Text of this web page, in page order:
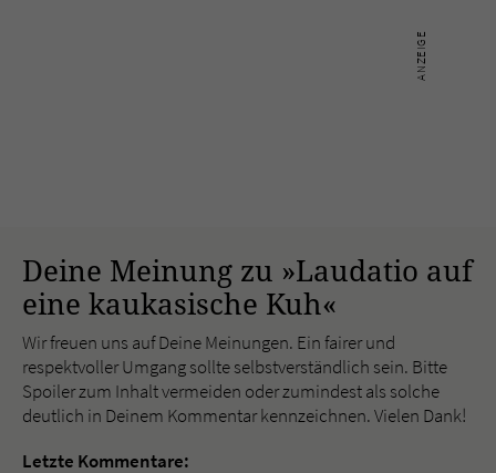
Deine Meinung zu »Laudatio auf
eine kaukasische Kuh«
Wir freuen uns auf Deine Meinungen. Ein fairer und
respektvoller Umgang sollte selbstverständlich sein. Bitte
Spoiler zum Inhalt vermeiden oder zumindest als solche
deutlich in Deinem Kommentar kennzeichnen. Vielen Dank!
Letzte Kommentare: